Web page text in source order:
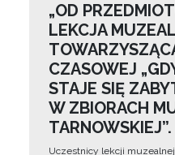
„OD
LEKCJA
CZASOWEJ
STAJE SIĘ
W ZBIORACH
TARNOWSKIEJ”.
Uczestnicy lekcji